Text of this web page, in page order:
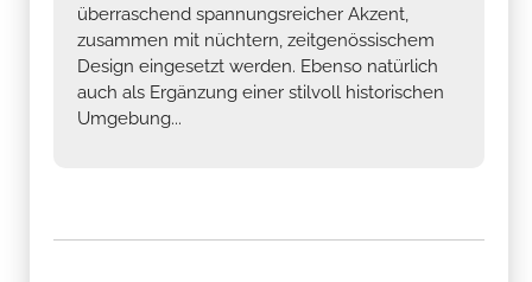
überraschend spannungsreicher Akzent,
zusammen mit nüchtern, zeitgenössischem
Design eingesetzt werden. Ebenso natürlich
auch als Ergänzung einer stilvoll historischen
Umgebung...